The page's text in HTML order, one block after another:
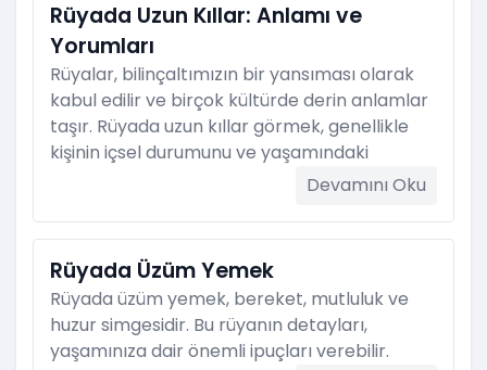
Rüyada Uzun Kıllar: Anlamı ve
Yorumları
Rüyalar, bilinçaltımızın bir yansıması olarak
kabul edilir ve birçok kültürde derin anlamlar
taşır. Rüyada uzun kıllar görmek, genellikle
kişinin içsel durumunu ve yaşamındaki
Devamını Oku
Rüyada Üzüm Yemek
Rüyada üzüm yemek, bereket, mutluluk ve
huzur simgesidir. Bu rüyanın detayları,
yaşamınıza dair önemli ipuçları verebilir.